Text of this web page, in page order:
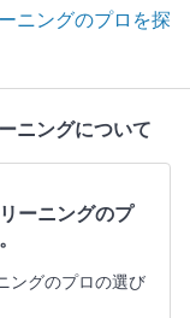
ニングのプロを探
ニングについて
ーニングのプ
ングのプロの選び